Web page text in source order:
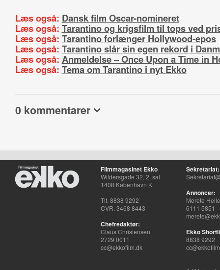
Læs også: Dansk film Oscar-nomineret
Læs også: Tarantino og krigsfilm til tops ved
Læs også: Tarantino forlænger Hollywood-epos
Læs også: Tarantino slår sin egen rekord i
Læs også: Anmeldelse – Once Upon a Time in
Læs også: Tema om Tarantino i nyt Ekko
0 kommentarer
Filmmagasinet Ekko
Wildersgade 32, 2. sal
1408 København K
Tlf. 8838 9292
CVR. 3468 8443
Chefredaktør:
Claus Christensen
2729 0011
cc@ekkofilm.dk
Sekretariat:
Annoncer:
Merete
6111 5851
Ekko
8838 9292